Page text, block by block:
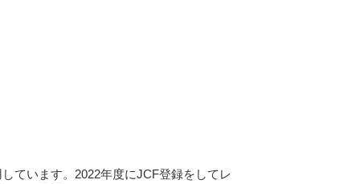
ています。2022年度にJCF登録をしてレ